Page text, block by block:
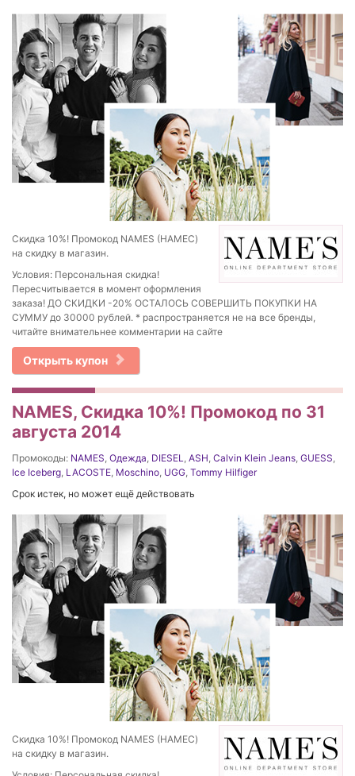
Скидка 10%! Промокод NAMES (НАМЕС)
на скидку в магазин.
Условия: Персональная скидка!
Пересчитывается в момент оформления
заказа! ДО СКИДКИ -20% ОСТАЛОСЬ СОВЕРШИТЬ ПОКУПКИ НА
СУММУ до 30000 рублей. * распространяется не на все бренды,
читайте внимательнее комментарии на сайте
Открыть купон
NAMES, Скидка 10%! Промокод по 31
августа 2014
Промокоды: NAMES Одежда DIESEL ASH Calvin Klein Jeans GUESS
Ice Iceberg LACOSTE Moschino UGG Tommy Hilfiger
Срок истек, но может ещё действовать
Скидка 10%! Промокод NAMES (НАМЕС)
на скидку в магазин.